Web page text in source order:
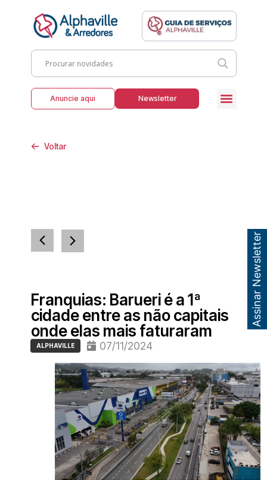
Anuncie aqui Newsletter
Voltar
Franquias: Barueri é a 1ª
cidade entre as não capitais
onde elas mais faturaram
ALPHAVILLE 07/11/2024
Assinar Newsletter